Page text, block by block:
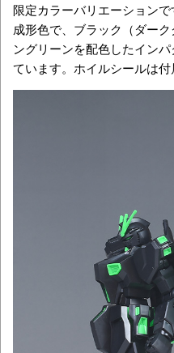
限定カラーバリエーション
成形色で、ブラック（ダー
ングリーンを配色したイン
ています。ホイルシールは付